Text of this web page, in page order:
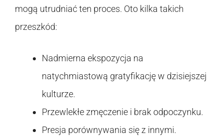
mogą utrudniać ten proces. Oto kilka takich
przeszkód:
Nadmierna ekspozycja na
natychmiastową gratyfikację w dzisiejszej
kulturze.
Przewlekłe zmęczenie i brak odpoczynku.
Presja porównywania się z innymi.